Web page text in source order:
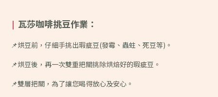
| 瓦莎咖啡挑豆作業：
📌烘豆前，仔細手挑出瑕疵豆(發霉、蟲蛀、死豆等)。
📌烘豆後，再一次雙重把關挑除烘焙好的瑕疵豆。
📌雙層把關，為了讓您喝得放心及安心。